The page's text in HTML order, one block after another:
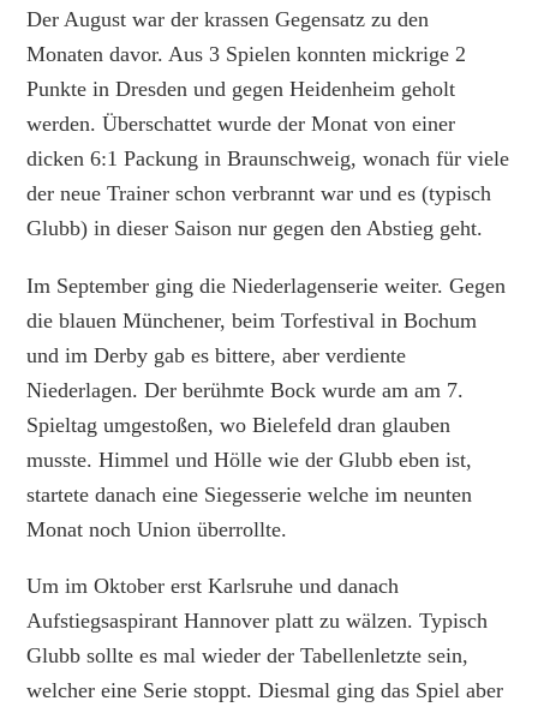
Der August war der krassen Gegensatz zu den
Monaten davor. Aus 3 Spielen konnten mickrige 2
Punkte in Dresden und gegen Heidenheim geholt
werden. Überschattet wurde der Monat von einer
dicken 6:1 Packung in Braunschweig, wonach für viele
der neue Trainer schon verbrannt war und es (typisch
Glubb) in dieser Saison nur gegen den Abstieg geht.
Im September ging die Niederlagenserie weiter. Gegen
die blauen Münchener, beim Torfestival in Bochum
und im Derby gab es bittere, aber verdiente
Niederlagen. Der berühmte Bock wurde am am 7.
Spieltag umgestoßen, wo Bielefeld dran glauben
musste. Himmel und Hölle wie der Glubb eben ist,
startete danach eine Siegesserie welche im neunten
Monat noch Union überrollte.
Um im Oktober erst Karlsruhe und danach
Aufstiegsaspirant Hannover platt zu wälzen. Typisch
Glubb sollte es mal wieder der Tabellenletzte sein,
welcher eine Serie stoppt. Diesmal ging das Spiel aber